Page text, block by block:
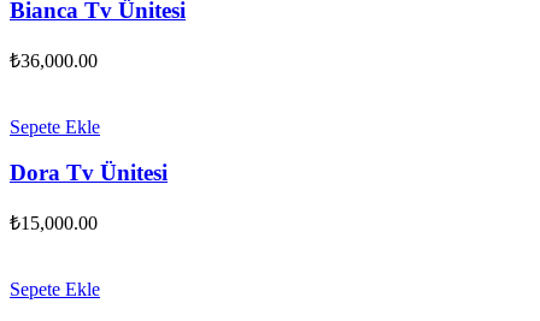
Bianca Tv Ünitesi
₺36,000.00
Sepete Ekle
Dora Tv Ünitesi
₺15,000.00
Sepete Ekle